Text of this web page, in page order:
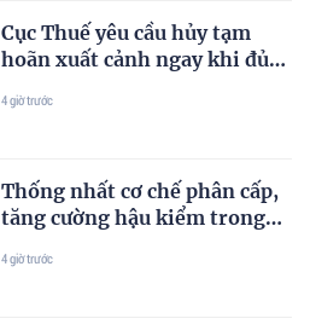
Cục Thuế yêu cầu hủy tạm
hoãn xuất cảnh ngay khi đủ
4 giờ trước
Thống nhất cơ chế phân cấp,
tăng cường hậu kiểm trong
4 giờ trước